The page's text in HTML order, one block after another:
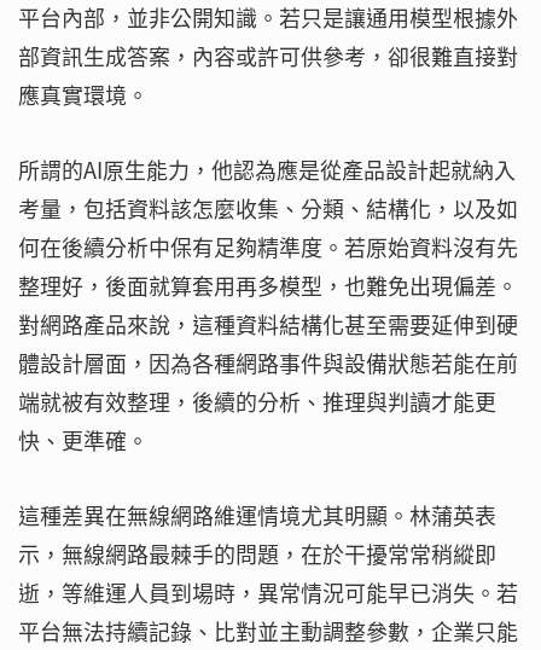
平台內部，並非公開知識。若只是讓通用模型根據外
部資訊生成答案，內容或許可供參考，卻很難直接對
應真實環境。
所謂的AI原生能力，他認為應是從產品設計起就納入
考量，包括資料該怎麼收集、分類、結構化，以及如
何在後續分析中保有足夠精準度。若原始資料沒有先
整理好，後面就算套用再多模型，也難免出現偏差。
對網路產品來說，這種資料結構化甚至需要延伸到硬
體設計層面，因為各種網路事件與設備狀態若能在前
端就被有效整理，後續的分析、推理與判讀才能更
快、更準確。
這種差異在無線網路維運情境尤其明顯。林蒲英表
示，無線網路最棘手的問題，在於干擾常常稍縱即
逝，等維運人員到場時，異常情況可能早已消失。若
平台無法持續記錄、比對並主動調整參數，企業只能